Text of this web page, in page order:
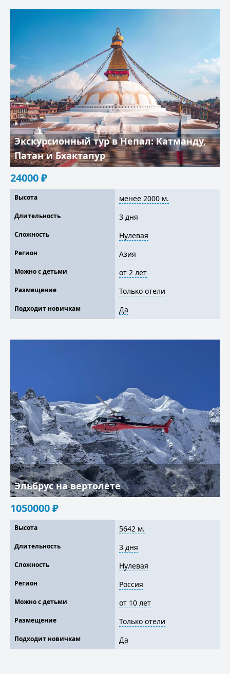
Экскурсионный тур в Непал: Катманду,
Патан и Бхактапур
24000₽
Высота менее 2000 м.
Длительность 3 дня
Сложность Нулевая
Регион Азия
Можно с детьми от 2 лет
Размещение Только отели
Подходит новичкам Да
Эльбрус на вертолете
1050000₽
Высота 5642 м.
Длительность 3 дня
Сложность Нулевая
Регион Россия
Можно с детьми от 10 лет
Размещение Только отели
Подходит новичкам Да